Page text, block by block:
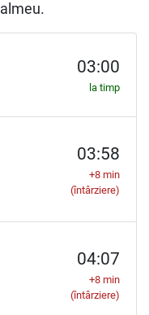
03:00
la timp
03:58
+8 min
(întârziere)
04:07
+8 min
(întârziere)